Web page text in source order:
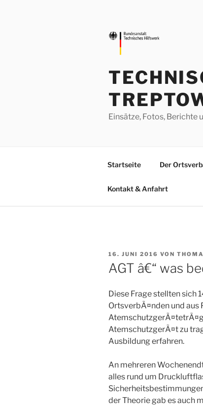
Einsätze, Fotos, Berichte
Startseite Der
Kontakt & Anfahrt
VERÖFFENTLICHT
AM
16. JUNI 2016 VON
AGT â€“ was
Diese Frage stellten sich
OrtsverbÃ¤nden und
AtemschutzgerÃ¤t zu
Ausbildung erfahren.
An mehreren
alles rund um
der Theorie gab es auch